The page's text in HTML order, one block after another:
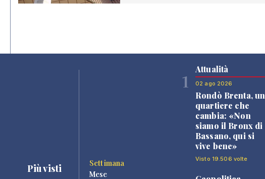
Più visti
Settimana
Mese
1
Attualità
02 ago 2026
Rondò Brenta, un
quartiere che
cambia: «Non
siamo il Bronx di
Bassano, qui si
vive bene»
Visto 19.506 volte